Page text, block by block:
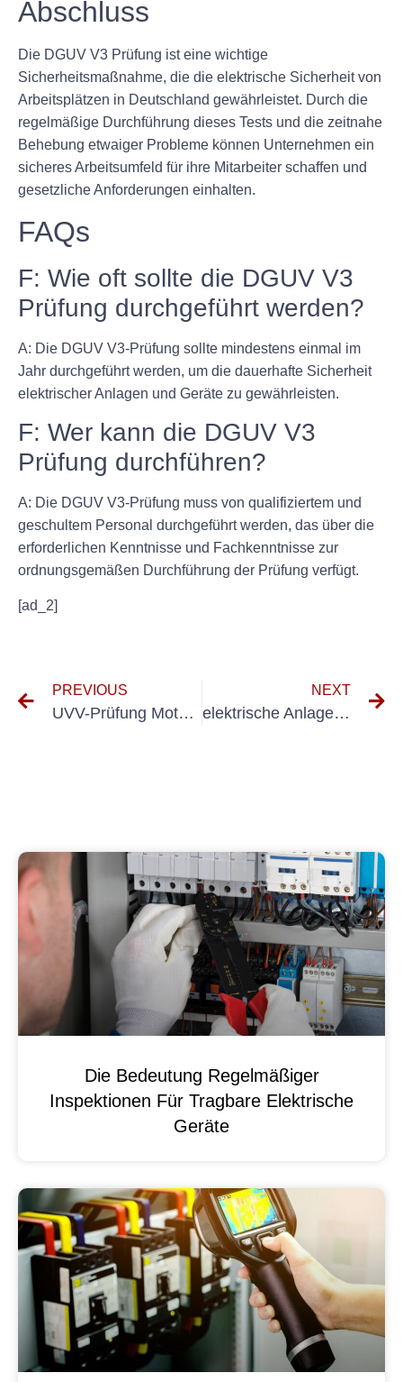
Abschluss
Die DGUV V3 Prüfung ist eine wichtige
Sicherheitsmaßnahme, die die elektrische Sicherheit von
Arbeitsplätzen in Deutschland gewährleistet. Durch die
regelmäßige Durchführung dieses Tests und die zeitnahe
Behebung etwaiger Probleme können Unternehmen ein
sicheres Arbeitsumfeld für ihre Mitarbeiter schaffen und
gesetzliche Anforderungen einhalten.
FAQs
F: Wie oft sollte die DGUV V3
Prüfung durchgeführt werden?
A: Die DGUV V3-Prüfung sollte mindestens einmal im
Jahr durchgeführt werden, um die dauerhafte Sicherheit
elektrischer Anlagen und Geräte zu gewährleisten.
F: Wer kann die DGUV V3
Prüfung durchführen?
A: Die DGUV V3-Prüfung muss von qualifiziertem und
geschultem Personal durchgeführt werden, das über die
erforderlichen Kenntnisse und Fachkenntnisse zur
ordnungsgemäßen Durchführung der Prüfung verfügt.
[ad_2]
PREVIOUS
UVV-Prüfung Motorgeräte
NEXT
elektrische Anlagen prüfen
Die Bedeutung Regelmäßiger
Inspektionen Für Tragbare Elektrische
Geräte